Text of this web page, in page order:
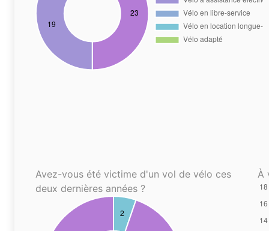
Avez-vous été victime d'un vol de vélo ces
deux dernières années ?
À